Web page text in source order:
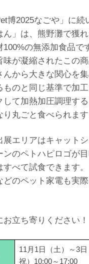
博2025なごや」に続
ん」は、熊野灘で獲
100%の無添加食品で
味が凝縮されたこの
んから大きな関心を
ものと同じ基準で加
して加熱加圧調理す
丸ごと食べられます
展エリアはキャット
ンのペトハピロゴが
すべて試食できます
どのペット家電も実
立ち寄りください！
11月1日（土）～3日
祝）10:00～17:00